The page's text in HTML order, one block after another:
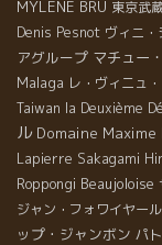
MYLENE BRU 東京武
Denis Pesnot ヴィニ
アグループ マチュー
Malaga レ・ヴィニュ
Taiwan la Deuxième
ル Domaine Maxime
Lapierre Sakagami
Roppongi Beaujoloise
ジャン・フォワイヤール
ップ・ジャンボン パ